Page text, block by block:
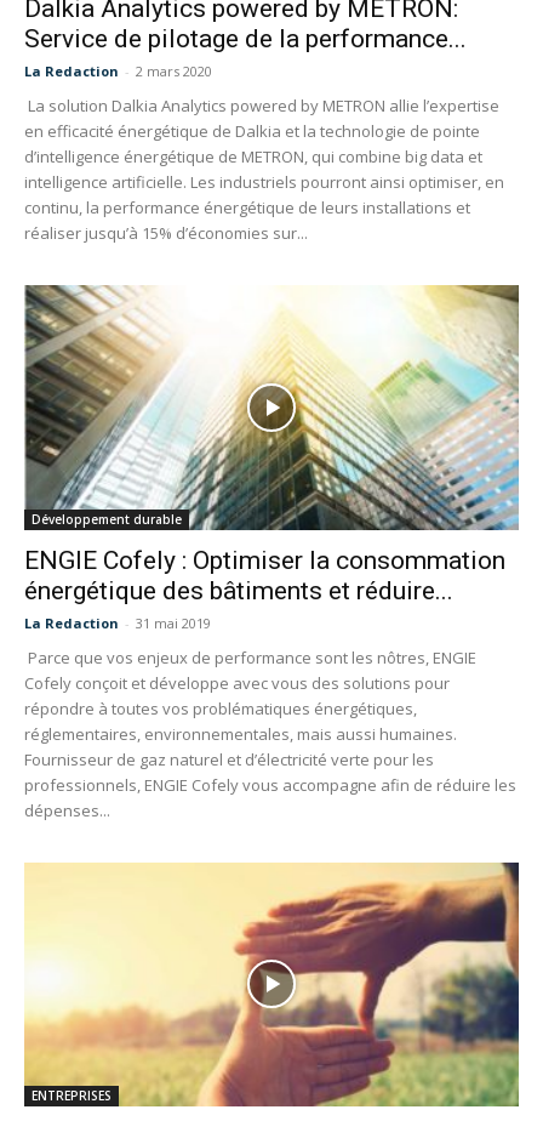
Dalkia Analytics powered by METRON:
Service de pilotage de la performance...
La Redaction - 2 mars 2020
La solution Dalkia Analytics powered by METRON allie l’expertise
en efficacité énergétique de Dalkia et la technologie de pointe
d’intelligence énergétique de METRON, qui combine big data et
intelligence artificielle. Les industriels pourront ainsi optimiser, en
continu, la performance énergétique de leurs installations et
réaliser jusqu’à 15% d’économies sur...
Développement durable
ENGIE Cofely : Optimiser la consommation
énergétique des bâtiments et réduire...
La Redaction - 31 mai 2019
Parce que vos enjeux de performance sont les nôtres, ENGIE
Cofely conçoit et développe avec vous des solutions pour
répondre à toutes vos problématiques énergétiques,
réglementaires, environnementales, mais aussi humaines.
Fournisseur de gaz naturel et d’électricité verte pour les
professionnels, ENGIE Cofely vous accompagne afin de réduire les
dépenses...
ENTREPRISES